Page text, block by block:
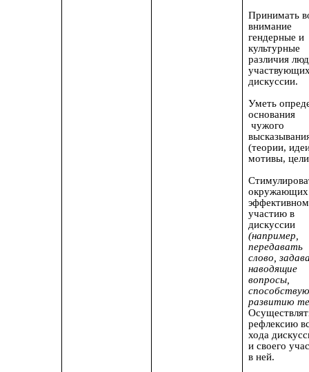
Принимать
внимание
гендерные и
культурные
различия
дискуссии.
Уметь
основания
чужого
(теории,
мотивы,
окружающих
участию в
дискуссии
(например,
передавать
слово,
наводящие
вопросы,
развитию
рефлексию
хода
и своего
в ней.